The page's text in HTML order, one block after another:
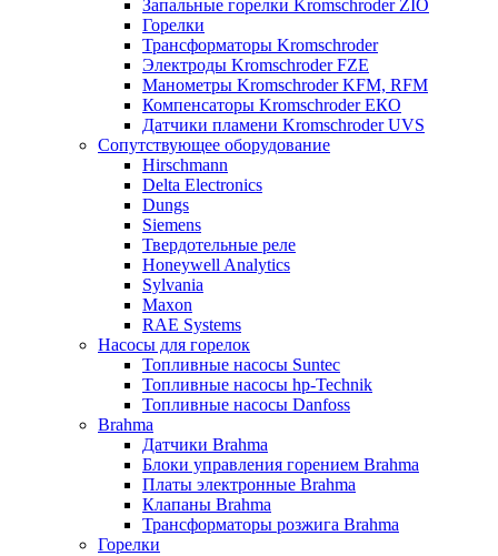
Запальные горелки Kromschroder ZIO
Горелки
Трансформаторы Kromschroder
Электроды Kromschroder FZE
Манометры Kromschroder KFM, RFM
Компенсаторы Kromschroder ЕКО
Датчики пламени Kromschroder UVS
Сопутствующее оборудование
Hirschmann
Delta Electronics
Dungs
Siemens
Твердотельные реле
Honeywell Analytics
Sylvania
Maxon
RAE Systems
Насосы для горелок
Топливные насосы Suntec
Топливные насосы hp-Technik
Топливные насосы Danfoss
Brahma
Датчики Brahma
Блоки управления горением Brahma
Платы электронные Brahma
Клапаны Brahma
Трансформаторы розжига Brahma
Горелки